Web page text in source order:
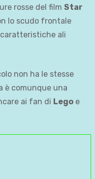
rosse del film Star
lo scudo frontale
caratteristiche ali
non ha le stesse
è comunque una
ai fan di Lego e